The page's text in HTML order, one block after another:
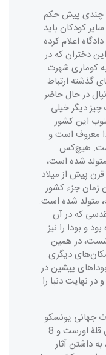
چندی پیش حکم
کودکان باید
اعلام کرده
دختران که در
کوماری شهرت
گذشته ارتباط
در حال حاضر
چیز دیگر خیلی
این کشور
معروف است و
هیچ‌کس
شده است،
ولی احتمال داده می‌شود بین 5 تا 6 قرن پیش از میلاد
زمان جزء کشور
متولد شده است.
که در آن
و بودا را نیز
شست، در همین
مکان‌های دیگری
بوداهای پیشین در
نهایت دنیا را
میراث جهانی یونسکو
به ثبت رسید. نپال به غیر از دارا بودن قلۀ اورست و 8
از 8 هزار متر، به داشتن آثار